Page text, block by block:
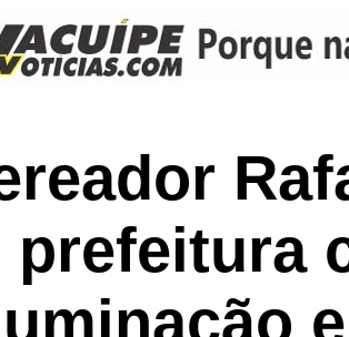
prefeitura